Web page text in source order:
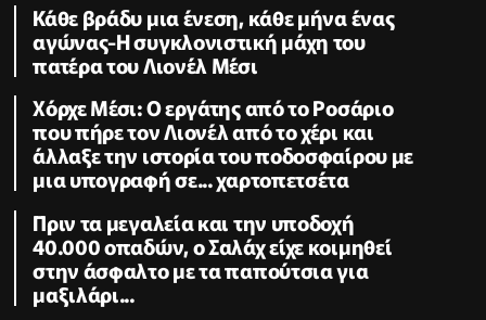
Κάθε βράδυ μια ένεση, κάθε μήνα ένας
αγώνας-Η συγκλονιστική μάχη του
πατέρα του Λιονέλ Μέσι
Χόρχε Μέσι: Ο εργάτης από το Ροσάριο
που πήρε τον Λιονέλ από το χέρι και
άλλαξε την ιστορία του ποδοσφαίρου με
μια υπογραφή σε... χαρτοπετσέτα
Πριν τα μεγαλεία και την υποδοχή
40.000 οπαδών, ο Σαλάχ είχε κοιμηθεί
στην άσφαλτο με τα παπούτσια για
μαξιλάρι...